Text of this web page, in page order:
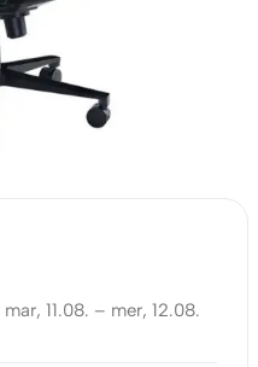
mar, 11.08. – mer, 12.08.